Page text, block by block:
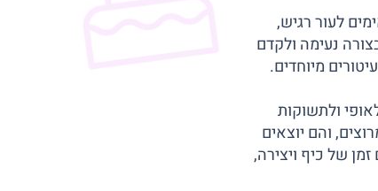
לעור רגיש,
נעימה ולקדם
מיוחדים.
ולתשוקות
והם יוצאים
של כיף ויצירה,